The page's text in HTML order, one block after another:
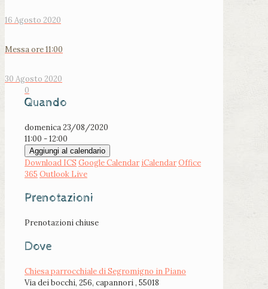
16 Agosto 2020
Messa ore 11:00
30 Agosto 2020
0
Quando
domenica 23/08/2020
11:00 - 12:00
Aggiungi al calendario
Download ICS Google Calendar iCalendarOffice
365 Outlook Live
Prenotazioni
Prenotazioni chiuse
Dove
Chiesa parrocchiale di Segromigno in Piano
Via dei bocchi, 256, capannori , 55018